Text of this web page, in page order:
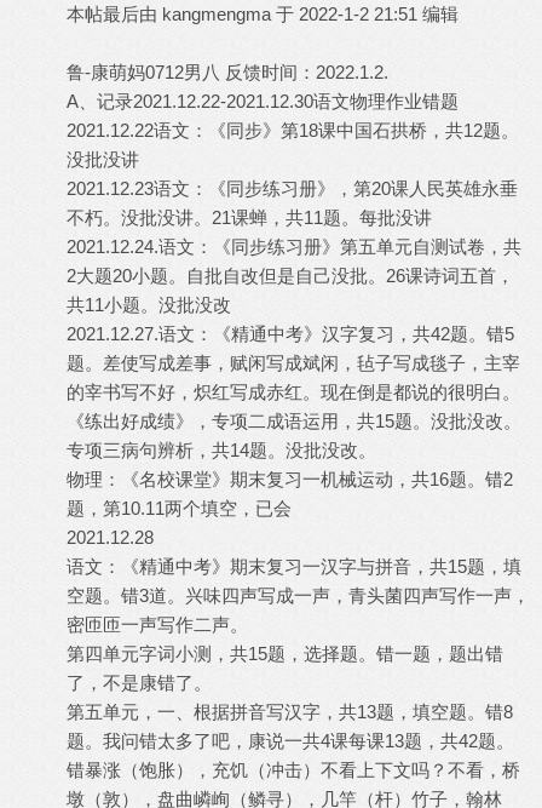
本帖最后由 kangmengma 于 2022-1-2 21:51 编辑
鲁-康萌妈0712男八 反馈时间：2022.1.2.
A、记录2021.12.22-2021.12.30语文物理作业错题
2021.12.22语文：《同步》第18课中国石拱桥，共12题。
没批没讲
2021.12.23语文：《同步练习册》，第20课人民英雄永垂
不朽。没批没讲。21课蝉，共11题。每批没讲
2021.12.24.语文：《同步练习册》第五单元自测试卷，共
2大题20小题。自批自改但是自己没批。26课诗词五首，
共11小题。没批没改
2021.12.27.语文：《精通中考》汉字复习，共42题。错5
题。差使写成差事，赋闲写成斌闲，毡子写成毯子，主宰
的宰书写不好，炽红写成赤红。现在倒是都说的很明白。
《练出好成绩》，专项二成语运用，共15题。没批没改。
专项三病句辨析，共14题。没批没改。
物理：《名校课堂》期末复习一机械运动，共16题。错2
题，第10.11两个填空，已会
2021.12.28
语文：《精通中考》期末复习一汉字与拼音，共15题，填
空题。错3道。兴味四声写成一声，青头菌四声写作一声，
密匝匝一声写作二声。
第四单元字词小测，共15题，选择题。错一题，题出错
了，不是康错了。
第五单元，一、根据拼音写汉字，共13题，填空题。错8
题。我问错太多了吧，康说一共4课每课13题，共42题。
错暴涨（饱胀），充饥（冲击）不看上下文吗？不看，桥
墩（敦），盘曲嶙峋（鳞寻），几竿（杆）竹子，翰林